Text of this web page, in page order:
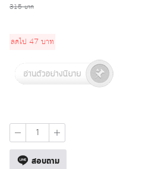
315บาท
price
315 บาท.268 บาท.
ลดไป 47บาท
จำนวน
เกม
กุญชร
ชิ้น
สอบถาม